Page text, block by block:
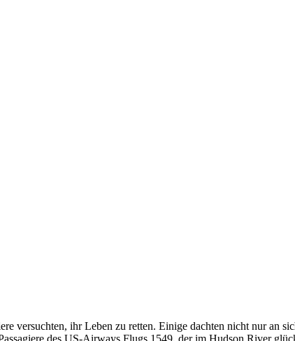
versuchten, ihr Leben zu retten. Einige dachten nicht nur an
des US-Airways Flugs 1549, der im Hudson River